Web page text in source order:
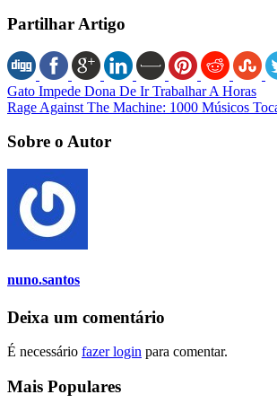
Partilhar Artigo
Gato Impede Dona De Ir Trabalhar A Horas
Rage Against The Machine: 1000 Músicos
Sobre o Autor
nuno.santos
Deixa um comentário
É necessário fazer login para comentar.
Mais Populares